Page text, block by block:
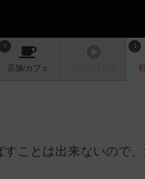
5
店舗/カフェ
1
ことは出来ないので